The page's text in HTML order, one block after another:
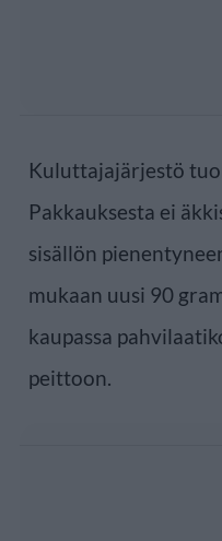
Kuluttajajärjestö
Pakkauksesta ei
sisällön
mukaan uusi 90
kaupassa
peittoon.